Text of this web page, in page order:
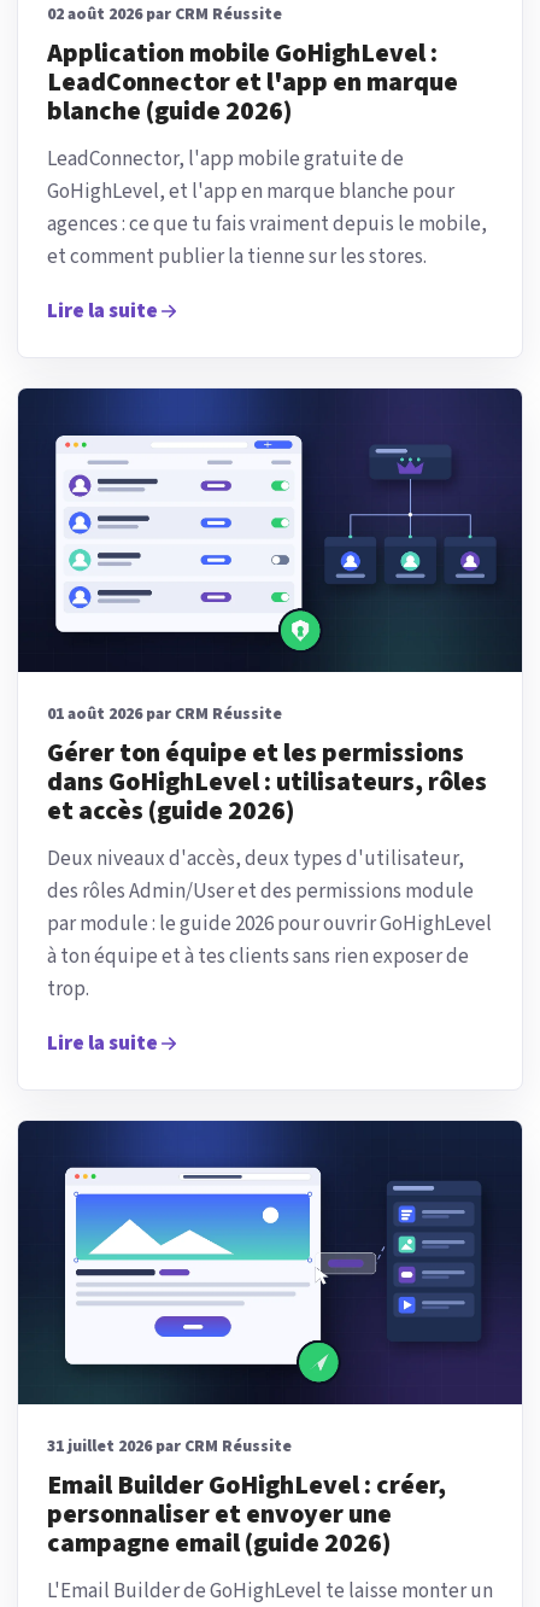
02 août 2026 par CRM Réussite
Application mobile GoHighLevel :
LeadConnector et l'app en marque
blanche (guide 2026)
LeadConnector, l'app mobile gratuite de
GoHighLevel, et l'app en marque blanche pour
agences : ce que tu fais vraiment depuis le mobile,
et comment publier la tienne sur les stores.
Lire la suite
01 août 2026 par CRM Réussite
Gérer ton équipe et les permissions
dans GoHighLevel : utilisateurs, rôles
et accès (guide 2026)
Deux niveaux d'accès, deux types d'utilisateur,
des rôles Admin/User et des permissions module
par module : le guide 2026 pour ouvrir GoHighLevel
à ton équipe et à tes clients sans rien exposer de
trop.
Lire la suite
31 juillet 2026 par CRM Réussite
Email Builder GoHighLevel : créer,
personnaliser et envoyer une
campagne email (guide 2026)
L'Email Builder de GoHighLevel te laisse monter un